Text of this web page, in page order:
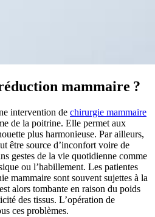
mammaire ?
intervention de chirurgie mammaire
de la poitrine. Elle permet aux
plus harmonieuse. Par ailleurs,
être source d’inconfort voire de
gestes de la vie quotidienne comme
ou l’habillement. Les patientes
mammaire sont souvent sujettes à la
alors tombante en raison du poids
des tissus. L’opération de
ces problèmes.